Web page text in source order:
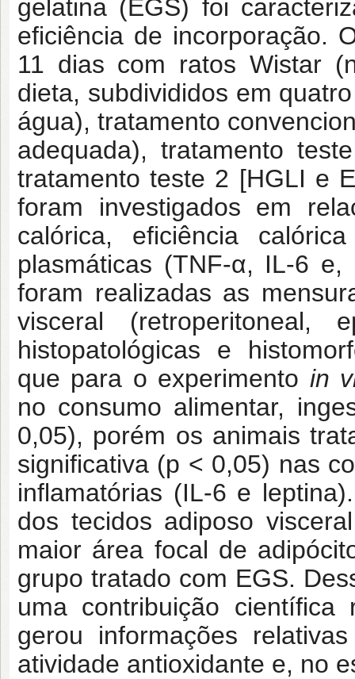
gelatina (EGS) foi
eficiência de incorporação.
11 dias com ratos Wistar
dieta, subdivididos em
água), tratamento
adequada), tratamento
tratamento teste 2 [HGLI e
foram investigados em
calórica, eficiência
plasmáticas (TNF-α, IL-6
foram realizadas as
visceral (retroperitoneal,
histopatológicas e
que para o experimento in
no consumo alimentar,
0,05), porém os animais
significativa (p < 0,05) nas
inflamatórias (IL-6 e
dos tecidos adiposo
maior área focal de
grupo tratado com EGS.
uma contribuição
gerou informações
atividade antioxidante e, no